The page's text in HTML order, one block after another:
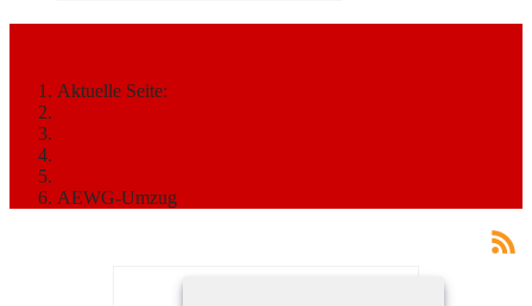
Aktuelle Seite:
AEWG-Umzug